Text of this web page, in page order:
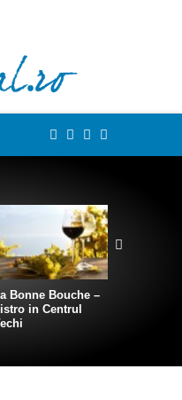
Bonne Bouche –
in Centrul